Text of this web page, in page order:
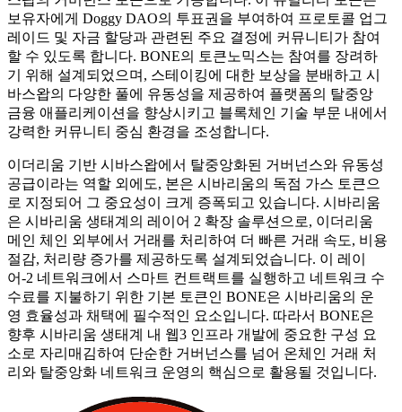
보유자에게 Doggy DAO의 투표권을 부여하여 프로토콜 업그
레이드 및 자금 할당과 관련된 주요 결정에 커뮤니티가 참여
할 수 있도록 합니다. BONE의 토큰노믹스는 참여를 장려하
기 위해 설계되었으며, 스테이킹에 대한 보상을 분배하고 시
바스왑의 다양한 풀에 유동성을 제공하여 플랫폼의 탈중앙
금융 애플리케이션을 향상시키고 블록체인 기술 부문 내에서
강력한 커뮤니티 중심 환경을 조성합니다.
이더리움 기반 시바스왑에서 탈중앙화된 거버넌스와 유동성
공급이라는 역할 외에도, 본은 시바리움의 독점 가스 토큰으
로 지정되어 그 중요성이 크게 증폭되고 있습니다. 시바리움
은 시바리움 생태계의 레이어 2 확장 솔루션으로, 이더리움
메인 체인 외부에서 거래를 처리하여 더 빠른 거래 속도, 비용
절감, 처리량 증가를 제공하도록 설계되었습니다. 이 레이
어-2 네트워크에서 스마트 컨트랙트를 실행하고 네트워크 수
수료를 지불하기 위한 기본 토큰인 BONE은 시바리움의 운
영 효율성과 채택에 필수적인 요소입니다. 따라서 BONE은
향후 시바리움 생태계 내 웹3 인프라 개발에 중요한 구성 요
소로 자리매김하여 단순한 거버넌스를 넘어 온체인 거래 처
리와 탈중앙화 네트워크 운영의 핵심으로 활용될 것입니다.